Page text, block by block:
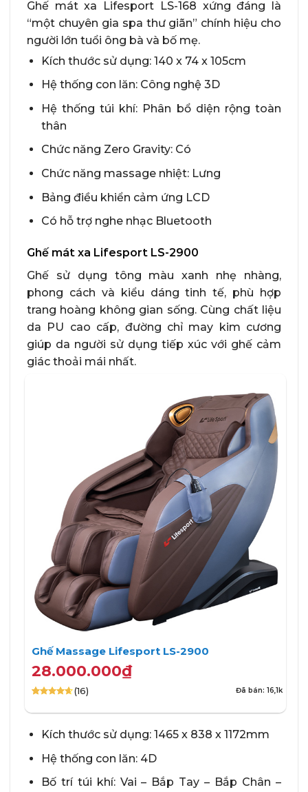
Ghế mát xa Lifesport LS-168 xứng đáng là
“một chuyên gia spa thư giãn” chính hiệu cho
người lớn tuổi ông bà và bố mẹ.
Kích thước sử dụng: 140 x 74 x 105cm
Hệ thống con lăn: Công nghệ 3D
Hệ thống túi khí: Phân bổ diện rộng toàn
thân
Chức năng Zero Gravity: Có
Chức năng massage nhiệt: Lưng
Bảng điều khiển cảm ứng LCD
Có hỗ trợ nghe nhạc Bluetooth
Ghế mát xa Lifesport LS-2900
Ghế sử dụng tông màu xanh nhẹ nhàng,
phong cách và kiểu dáng tinh tế, phù hợp
trang hoàng không gian sống. Cùng chất liệu
da PU cao cấp, đường chỉ may kim cương
giúp da người sử dụng tiếp xúc với ghế cảm
giác thoải mái nhất.
Ghế Massage Lifesport LS-2900
28.000.000₫
5 dựa trên
(16) Đã bán: 16,1k
Kích thước sử dụng: 1465 x 838 x 1172mm
Hệ thống con lăn: 4D
Bố trí túi khí: Vai – Bắp Tay – Bắp Chân –